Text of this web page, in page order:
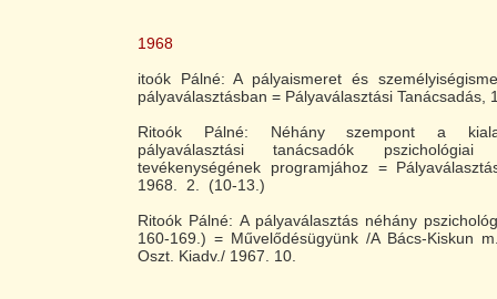
1968
itoók Pálné: A pályaismeret és
pályaválasztásban = Pályaválasztási Tanácsadás,
Ritoók Pálné: Néhány szempont a
pályaválasztási tanácsadók
tevékenységének programjához =
1968. 2. (10-13.)
Ritoók Pálné: A pályaválasztás néhány
160-169.) = Művelődésügyünk /A Bács-Kiskun
Oszt. Kiadv./ 1967. 10.